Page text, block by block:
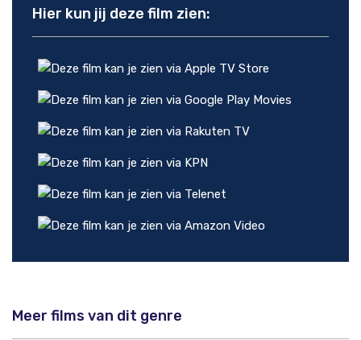
Hier kun jij deze film zien:
Meer films van dit genre